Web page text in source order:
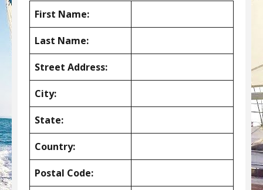
First Name:
Last Name:
Street Address:
City:
State:
Country:
Postal Code: